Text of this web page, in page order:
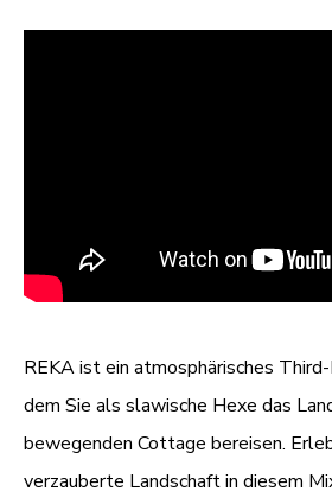
REKA ist ein atmosphärisches
dem Sie als slawische Hexe das
bewegenden Cottage bereisen.
verzauberte Landschaft in diesem